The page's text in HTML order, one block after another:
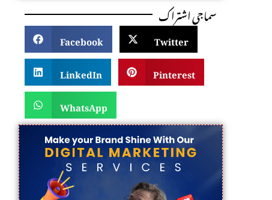
سماجی اشتراک
Facebook
Twitter
LinkedIn
Pinterest
WhatsApp